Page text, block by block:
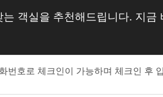
객실을 추천해드립니다. 지
번호로 체크인이 가능하며 체크인 후